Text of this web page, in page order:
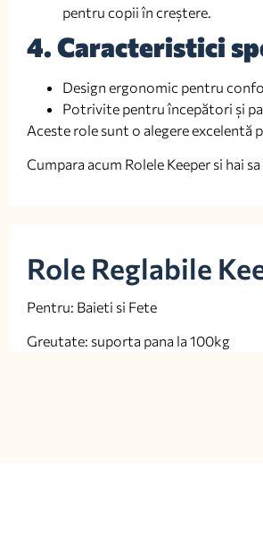
pentru copii în creștere.
4. Caracteristici
Design ergonomic pentru
Potrivite pentru începători și
Aceste role sunt o alegere excelentă
Cumpara acum Rolele Keeper si hai
Role Reglabile
Pentru: Baieti si Fete
Greutate: suporta pana la 100kg